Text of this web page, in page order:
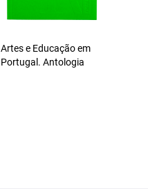
Artes e Educação em
Portugal. Antologia